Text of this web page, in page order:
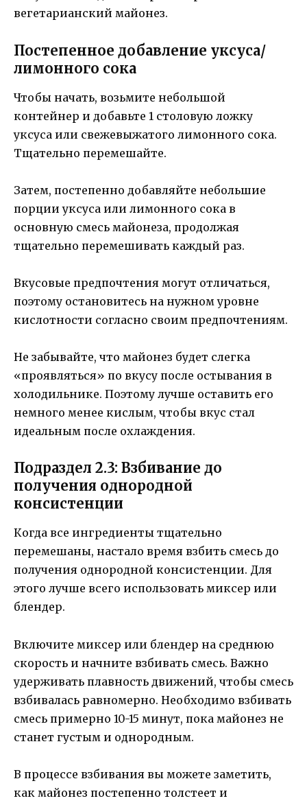
вегетарианский майонез.
Постепенное добавление уксуса/
лимонного сока
Чтобы начать, возьмите небольшой
контейнер и добавьте 1 столовую ложку
уксуса или свежевыжатого лимонного сока.
Тщательно перемешайте.
Затем, постепенно добавляйте небольшие
порции уксуса или лимонного сока в
основную смесь майонеза, продолжая
тщательно перемешивать каждый раз.
Вкусовые предпочтения могут отличаться,
поэтому остановитесь на нужном уровне
кислотности согласно своим предпочтениям.
Не забывайте, что майонез будет слегка
«проявляться» по вкусу после остывания в
холодильнике. Поэтому лучше оставить его
немного менее кислым, чтобы вкус стал
идеальным после охлаждения.
Подраздел 2.3: Взбивание до
получения однородной
консистенции
Когда все ингредиенты тщательно
перемешаны, настало время взбить смесь до
получения однородной консистенции. Для
этого лучше всего использовать миксер или
блендер.
Включите миксер или блендер на среднюю
скорость и начните взбивать смесь. Важно
удерживать плавность движений, чтобы смесь
взбивалась равномерно. Необходимо взбивать
смесь примерно 10-15 минут, пока майонез не
станет густым и однородным.
В процессе взбивания вы можете заметить,
как майонез постепенно толстеет и